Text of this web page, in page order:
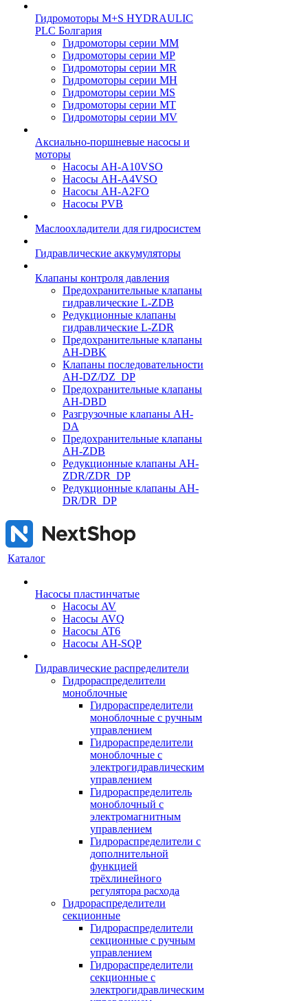
Гидромоторы M+S HYDRAULIC
PLC Болгария
Гидромоторы серии ММ
Гидромоторы серии МP
Гидромоторы серии МR
Гидромоторы серии МH
Гидромоторы серии МS
Гидромоторы серии МT
Гидромоторы серии МV
Аксиально-поршневые насосы и
моторы
Насосы AH-A10VSO
Насосы AH-A4VSO
Насосы AH-A2FO
Насосы PVB
Маслоохладители для гидросистем
Гидравлические аккумуляторы
Клапаны контроля давления
Предохранительные клапаны
гидравлические L-ZDB
Редукционные клапаны
гидравлические L-ZDR
Предохранительные клапаны
AH-DBK
Клапаны последовательности
AH-DZ/DZ_DP
Предохранительные клапаны
AH-DBD
Разгрузочные клапаны AH-
DA
Предохранительные клапаны
AH-ZDB
Редукционные клапаны AH-
ZDR/ZDR_DP
Редукционные клапаны AH-
DR/DR_DP
Каталог
Насосы пластинчатые
Насосы AV
Насосы AVQ
Насосы AT6
Насосы AH-SQP
Гидравлические распределители
Гидрораспределители
моноблочные
Гидрораспределители
моноблочные с ручным
управлением
Гидрораспределители
моноблочные с
электрогидравлическим
управлением
Гидрораспределитель
моноблочный с
электромагнитным
управлением
Гидрораспределители с
дополнительной
функцией
трёхлинейного
регулятора расхода
Гидрораспределители
секционные
Гидрораспределители
секционные с ручным
управлением
Гидрораспределители
секционные с
электрогидравлическим